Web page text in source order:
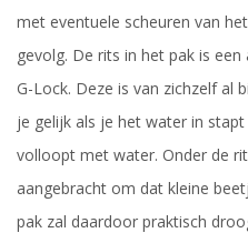
met eventuele scheuren van
gevolg. De rits in het pak is
G-Lock. Deze is van zichzelf al
je gelijk als je het water in
volloopt met water. Onder de
aangebracht om dat kleine
pak zal daardoor praktisch